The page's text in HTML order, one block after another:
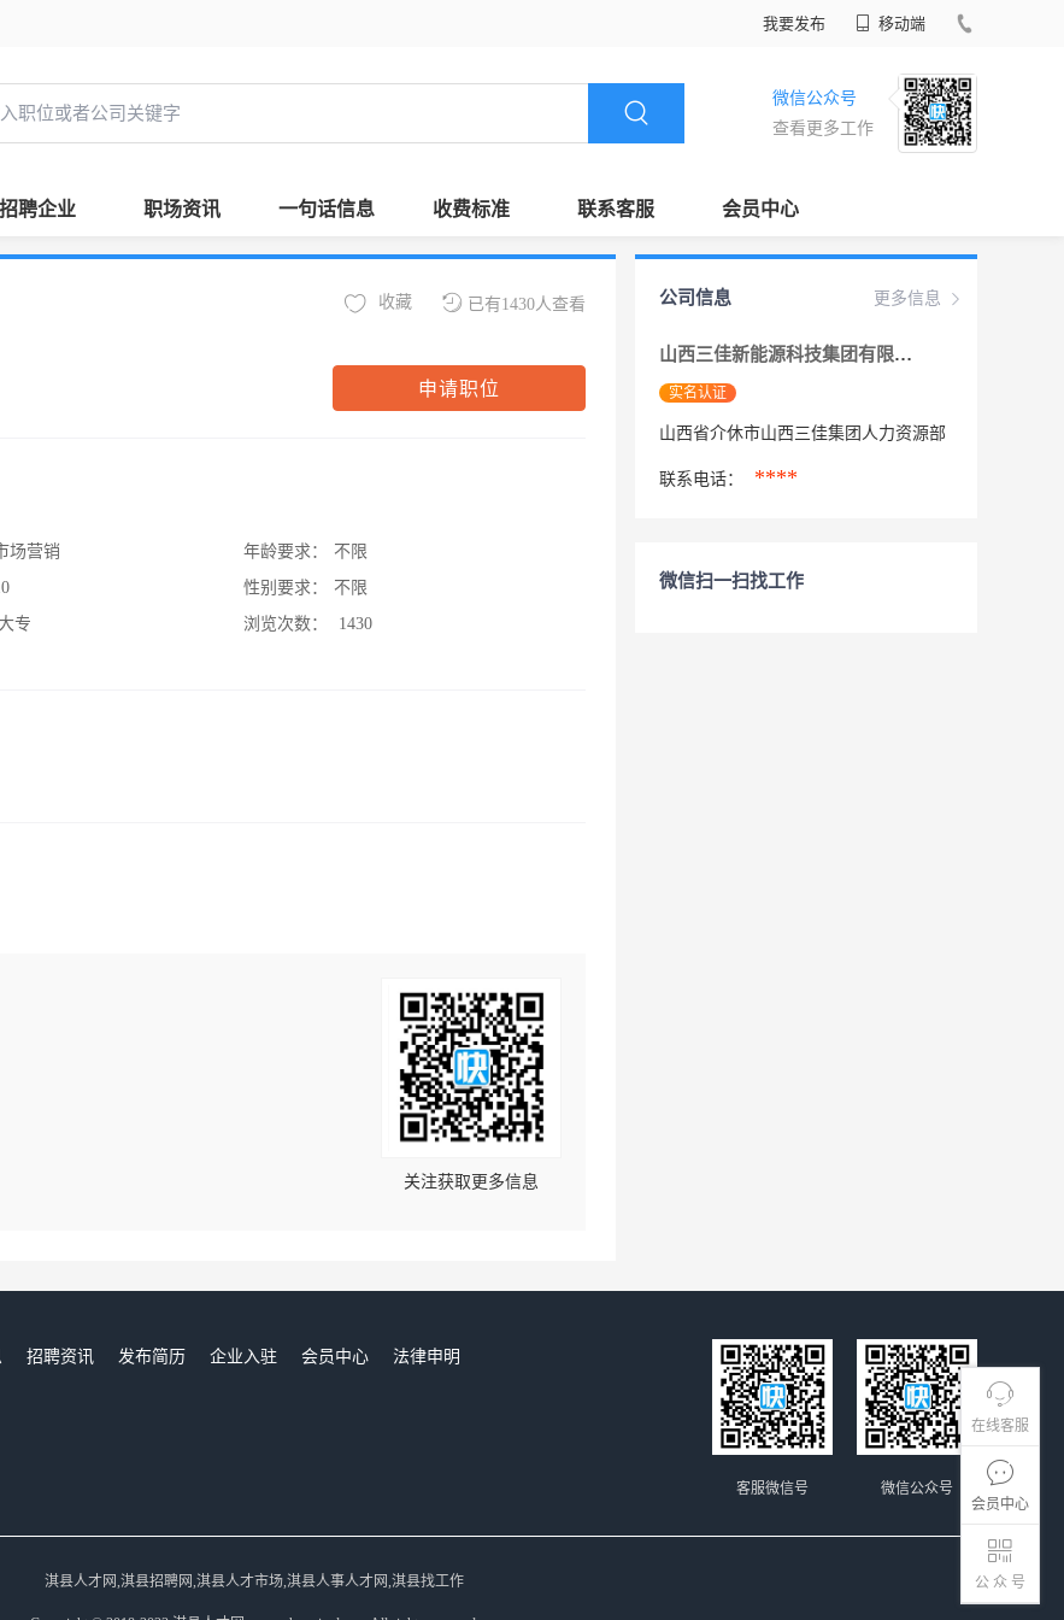
我要发布 移动端
微信公众号
查看更多工作
招聘企业 职场资讯 一句话信息 收费标准 联系客服 会员中心
在线客服
会员中心
公 众 号
已有1430人查看
收藏
申请职位
场营销
大专
年龄要求：
不限
性别要求：
不限
浏览次数：
1430
关注获取更多信息
更多信息
公司信息
山西三佳新能源科技集团有限公司
实名认证
山西省介休市山西三佳集团人力资源部
联系电话： ****
微信扫一扫找工作
招聘资讯 发布简历 企业入驻 会员中心
法律申明
微信公众号
客服微信号
淇县人才网,淇县招聘网,淇县人才市场,淇县人事人才网,淇县找工作